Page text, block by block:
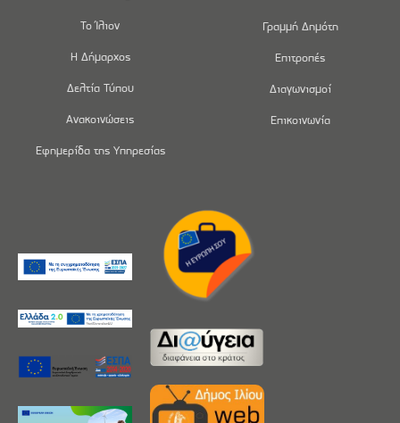
Το Ίλιον
Η Δήμαρχος
Δελτία Τύπου
Ανακοινώσεις
Εφημερίδα της Υπηρεσίας
Γραμμή Δημότη
Επιτροπές
Διαγωνισμοί
Επικοινωνία